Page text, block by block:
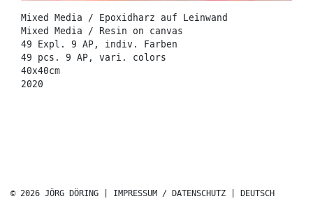
Mixed Media / Epoxidharz auf Leinwand
Mixed Media / Resin on canvas
49 Expl. 9 AP, indiv. Farben
49 pcs. 9 AP, vari. colors
40x40cm
2020
© 2026 JÖRG DÖRING | IMPRESSUM / DATENSCHUTZ DEUTSCH